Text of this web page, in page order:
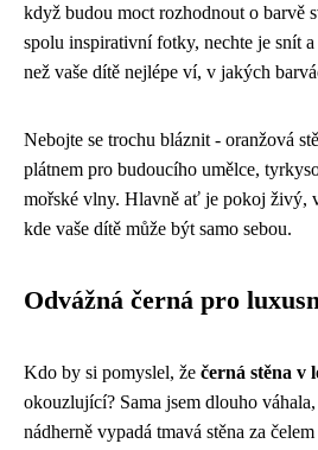
když budou moct rozhodnout o barvě
spolu inspirativní fotky, nechte je snít
než vaše dítě nejlépe ví, v jakých
Nebojte se trochu bláznit - oranžová
plátnem pro budoucího umělce,
mořské vlny. Hlavně ať je pokoj živý,
kde vaše dítě může být samo sebou.
Odvážná černá pro
Kdo by si pomyslel, že černá stěna v
okouzlující? Sama jsem dlouho
nádherně vypadá tmavá stěna za